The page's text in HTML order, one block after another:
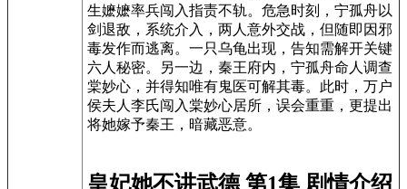
生嬷嬷率兵闯入指责不轨。危急时刻，宁孤舟以
剑退敌，系统介入，两人意外交战，但随即因邪
毒发作而逃离。一只乌龟出现，告知需解开关键
六人秘密。另一边，秦王府内，宁孤舟命人调查
棠妙心，并得知唯有鬼医可解其毒。此时，万户
侯夫人李氏闯入棠妙心居所，误会重重，更提出
将她嫁予秦王，暗藏恶意。
皇妃她不讲武德 第1集 剧情介绍